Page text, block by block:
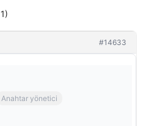
#14633
Anahtar yönetici